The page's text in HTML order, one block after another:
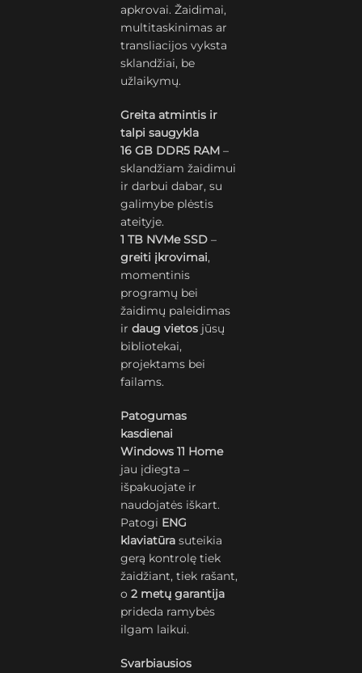
apkrovai. Žaidimai,
multitaskinimas ar
transliacijos vyksta
sklandžiai, be
užlaikymų.
Greita atmintis ir
talpi saugykla
16 GB DDR5 RAM –
sklandžiam žaidimui
ir darbui dabar, su
galimybe plėstis
ateityje.
1 TB NVMe SSD –
greiti įkrovimai,
momentinis
programų bei
žaidimų paleidimas
irdaug vietos jūsų
bibliotekai,
projektams bei
failams.
Patogumas
kasdienai
Windows 11 Home
jau įdiegta –
išpakuojate ir
naudojatės iškart.
Patogi ENG
klaviatūra suteikia
gerą kontrolę tiek
žaidžiant, tiek rašant,
o2 metų garantija
prideda ramybės
ilgam laikui.
Svarbiausios